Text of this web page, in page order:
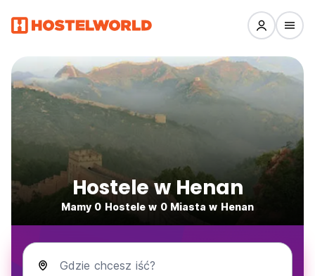
Hostele w Henan
Mamy 0 Hostele w 0 Miasta w Henan
Gdzie chcesz iść?